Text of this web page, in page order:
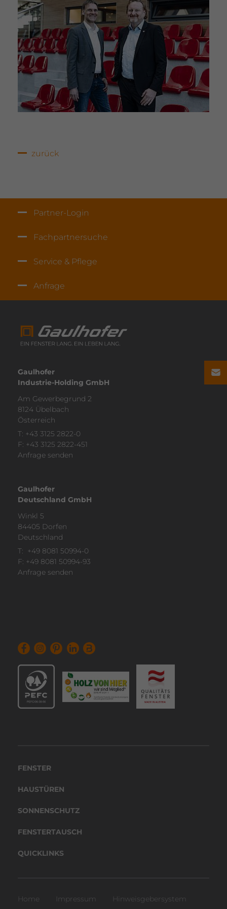
zurück
Partner-Login
Fach­part­ner­suche
Service & Pflege
Anfrage
Gaulhofer
Industrie-Holding GmbH
Am Gewer­be­grund 2
8124 Übelbach
Öster­reich
T: +43 3125 2822-0
F: +43 3125 2822-451
Anfrage senden
Gaulhofer
Deutschland GmbH
Winkl 5
84405 Dorfen
Deutsch­land
T: +49 8081 50994-0
F: +49 8081 50994-93
Anfrage senden
FENSTER
HAUS­TÜREN
SONNEN­SCHUTZ
FENS­TER­TAUSCH
QUICK­LINKS
Home Impressum Hinweis­ge­ber­system